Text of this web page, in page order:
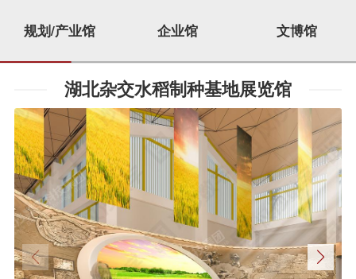
规划/产业馆 企业馆 文博馆
湖北杂交水稻制种基地展览馆